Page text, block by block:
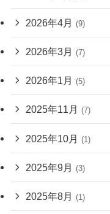
2026年4月 (9)
2026年3月 (7)
2026年1月 (5)
2025年11月 (7)
2025年10月 (1)
2025年9月 (3)
2025年8月 (1)